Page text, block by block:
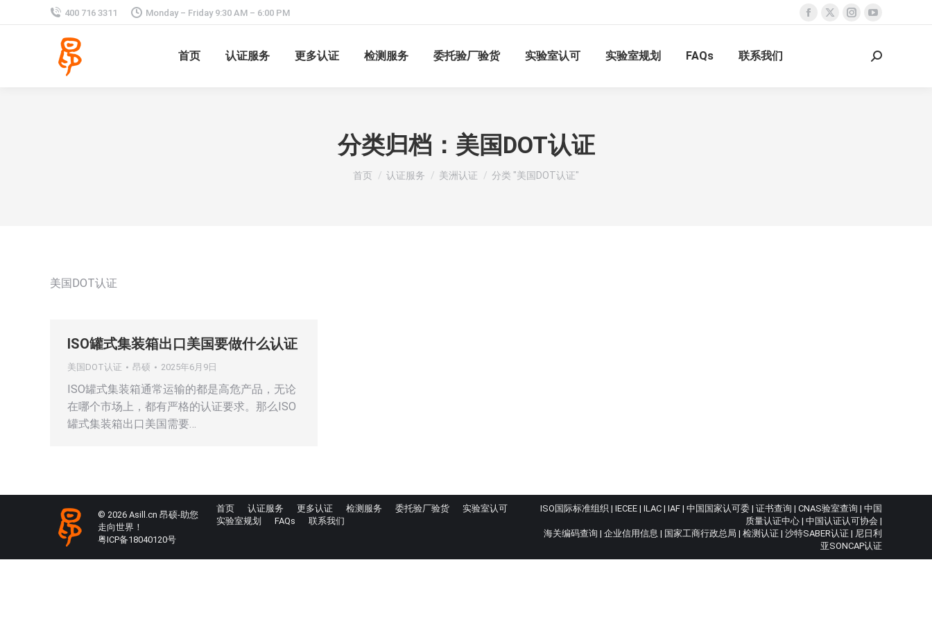
400 716 3311 Monday – Friday 9:30 AM – 6:00 PM
Facebook
X
Instagram
opens
YouTube
opens
首页 认证服务 更多认证 检测服务 委托验厂验货 实验室认可 实验室规划 FAQs 联系我们 Search:
分类归档： 美国DOT认证
您在这里：
首页 认证服务 美洲认证 分类 "美国DOT认证"
美国DOT认证
ISO罐式集装箱出口美国要做什么认证
美国DOT认证 昂硕 2025年6月9日
ISO罐式集装箱通常运输的都是高危产品，无论
在哪个市场上，都有严格的认证要求。那么ISO
罐式集装箱出口美国需要…
© 2026 Asill.cn 昂硕-助您
走向世界！
粤ICP备18040120号
首页 认证服务 更多认证 检测服务 委托验厂验货
实验室认可
实验室规划
FAQs 联系我们
ISO国际标准组织 | IECEE | ILAC | IAF | 中国国家认可委 | 证书查询 | CNAS验室查询 | 中国
质量认证中心 | 中国认证认可协会 |
海关编码查询 | 企业信用信息 | 国家工商行政总局 | 检测认证 | 沙特SABER认证 | 尼日利
亚SONCAP认证